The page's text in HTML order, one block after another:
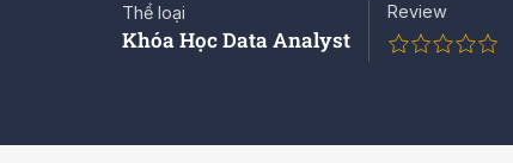
Thể loại
Khóa Học Data Analyst
Review